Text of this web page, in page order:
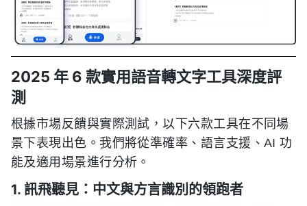
2025 年 6 款實用語音轉文字工具深度評
測
根據市場反饋與實際測試，以下六款工具在不同場
景下表現出色。我們將從準確率、語言支援、AI 功
能及適用場景進行分析。
1. 訊飛聽見：中文與方言識別的領跑者